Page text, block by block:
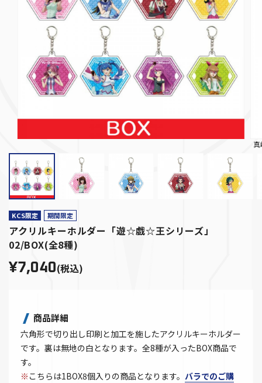
KCS限定 期間限定
アクリルキーホルダー「遊☆戯☆王シリーズ」
02/BOX(全8種)
¥7,040(税込)
商品詳細
六角形で切り出し印刷と加工を施したアクリルキーホルダー
です。裏は無地の白となります。全8種が入ったBOX商品で
す。
※ こちらは1BOX8個入りの商品となります。 バラでのご購